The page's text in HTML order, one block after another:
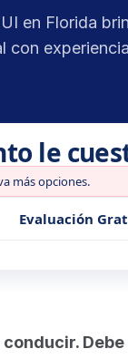
en Florida
con
le
más opciones.
Evaluación